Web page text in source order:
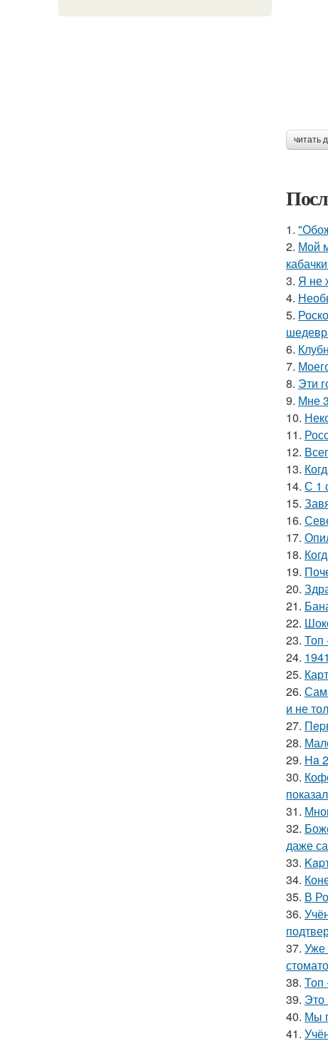
читать
1.
2. Мой
3. Я не
4.
5.
6.
7.
8. Эти
9. Мне
10.
11.
12.
13.
14. С 1
15.
16.
17.
18.
19.
20.
21.
22.
23. Топ
24.
25.
26.
и не
27.
28.
29. Ha
30.
31.
32.
даже
33.
34.
35. В
36.
37. Уже
38. Топ
39. Это
40. Мы
41.